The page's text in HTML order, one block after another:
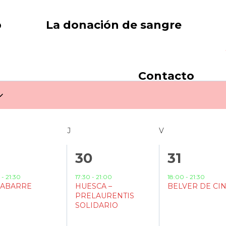
La donación de sangre
Contacto
J V
-21:30
1
evento,
30
17:30-21:00
HUESCA –
PRELAURENTIS
SOLIDARIO
1
evento,
31
18:00 - 21:30
BELVER DE